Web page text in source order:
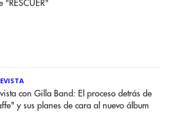
"RESCUER"
con Gilla Band: El proceso detrás de
y sus planes de cara al nuevo álbum